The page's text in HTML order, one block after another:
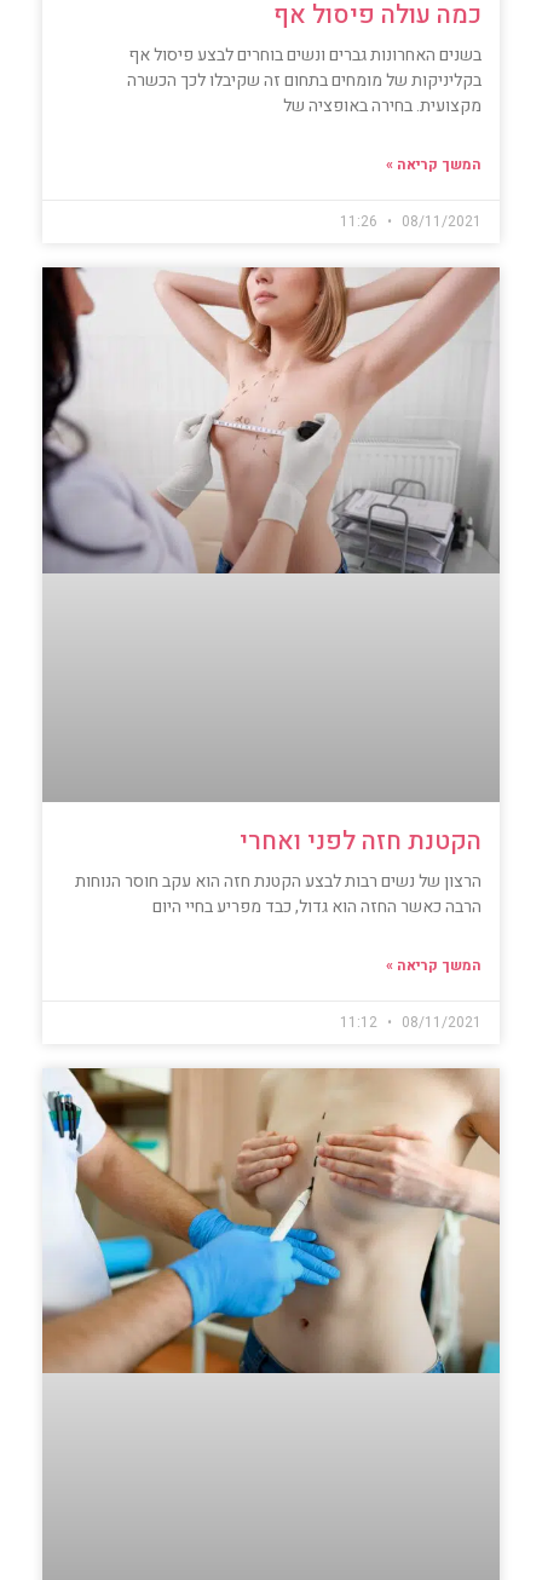
כמה עולה פיסול אף
בשנים האחרונות גברים ונשים בוחרים לבצע פיסול אף
בקליניקות של מומחים בתחום זה שקיבלו לכך הכשרה
מקצועית. בחירה באופציה של
המשך קריאה »
08/11/2021
הקטנת חזה לפני ואחרי
הרצון של נשים רבות לבצע הקטנת חזה הוא עקב חוסר הנוחות
הרבה כאשר החזה הוא גדול, כבד מפריע בחיי היום
המשך קריאה »
08/11/2021